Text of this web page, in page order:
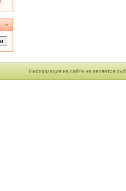
Информация на сайте не является